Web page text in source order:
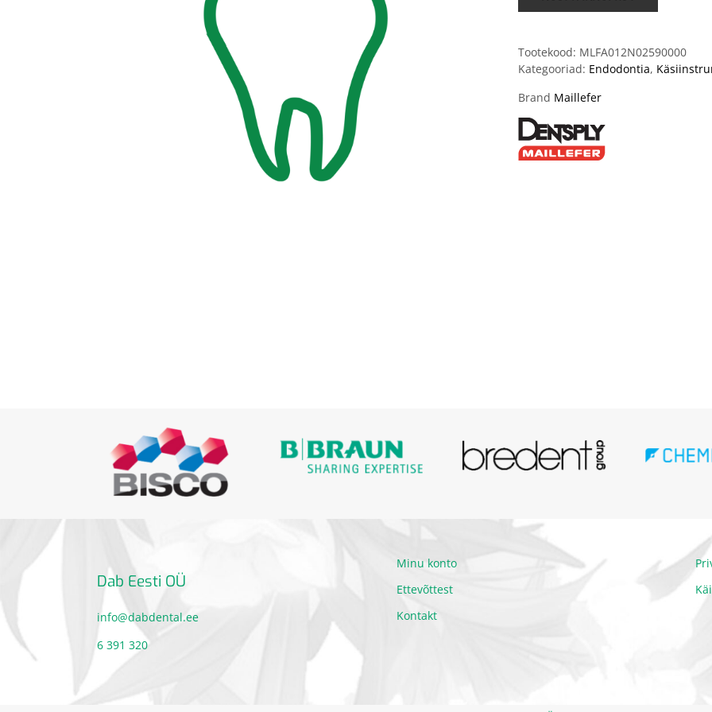
Tootekood: MLFA012N02590000
Kategooriad: Endodontia,
Brand Maillefer
Dab Eesti OÜ
info@dabdental.ee
6 391 320
Minu konto
Ettevõttest
Kontakt